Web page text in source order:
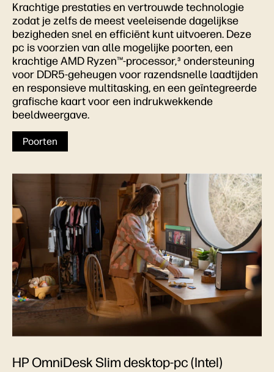
Krachtige prestaties en vertrouwde technologie
zodat je zelfs de meest veeleisende dagelijkse
bezigheden snel en efficiënt kunt uitvoeren. Deze
pc is voorzien van alle mogelijke poorten, een
krachtige AMD Ryzen™-processor,3 ondersteuning
voor DDR5-geheugen voor razendsnelle laadtijden
en responsieve multitasking, en een geïntegreerde
grafische kaart voor een indrukwekkende
beeldweergave.
Poorten
HP OmniDesk Slim desktop-pc (Intel)